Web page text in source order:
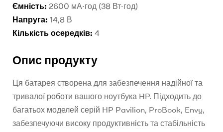
Ємність: 2600 мА·год (38 Вт·год)
Напруга: 14,8 В
Кількість осередків: 4
Опис продукту
Ця батарея створена для забезпечення надійної та
тривалої роботи вашого ноутбука HP. Підходить до
багатьох моделей серій HP Pavilion, ProBook, Envy,
забезпечуючи високу продуктивність та стабільність